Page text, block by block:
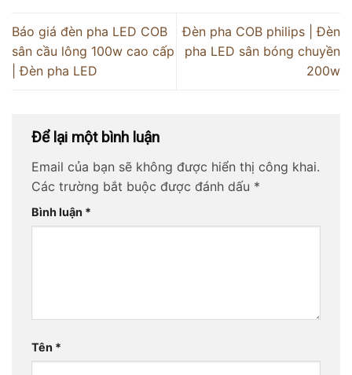
Báo giá đèn pha LED COB
sân cầu lông 100w cao cấp
| Đèn pha LED
Đèn pha COB philips | Đèn
pha LED sân bóng chuyền
200w
Để lại một bình luận
Email của bạn sẽ không được hiển thị công khai.
Các trường bắt buộc được đánh dấu *
Bình luận *
Tên *